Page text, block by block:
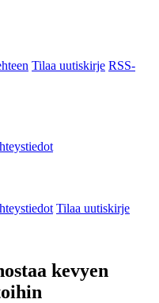
Tilaa uutiskirje RSS-
Tilaa uutiskirje
kevyen